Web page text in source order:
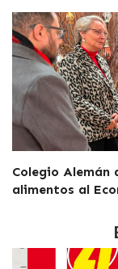
Colegio Alemán
alimentos al